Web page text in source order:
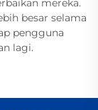
mereka.
besar selama
pengguna
lagi.